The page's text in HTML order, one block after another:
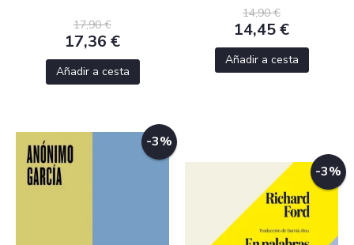
17,90 €
17,36 €
Añadir a cesta
14,90 €
14,45 €
Añadir a cesta
-3%
-3%